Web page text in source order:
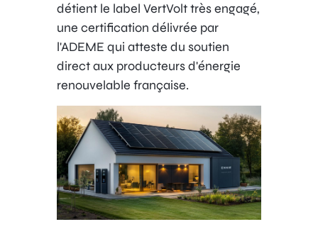
détient le label VertVolt très engagé,
une certification délivrée par
l'ADEME qui atteste du soutien
direct aux producteurs d'énergie
renouvelable française.